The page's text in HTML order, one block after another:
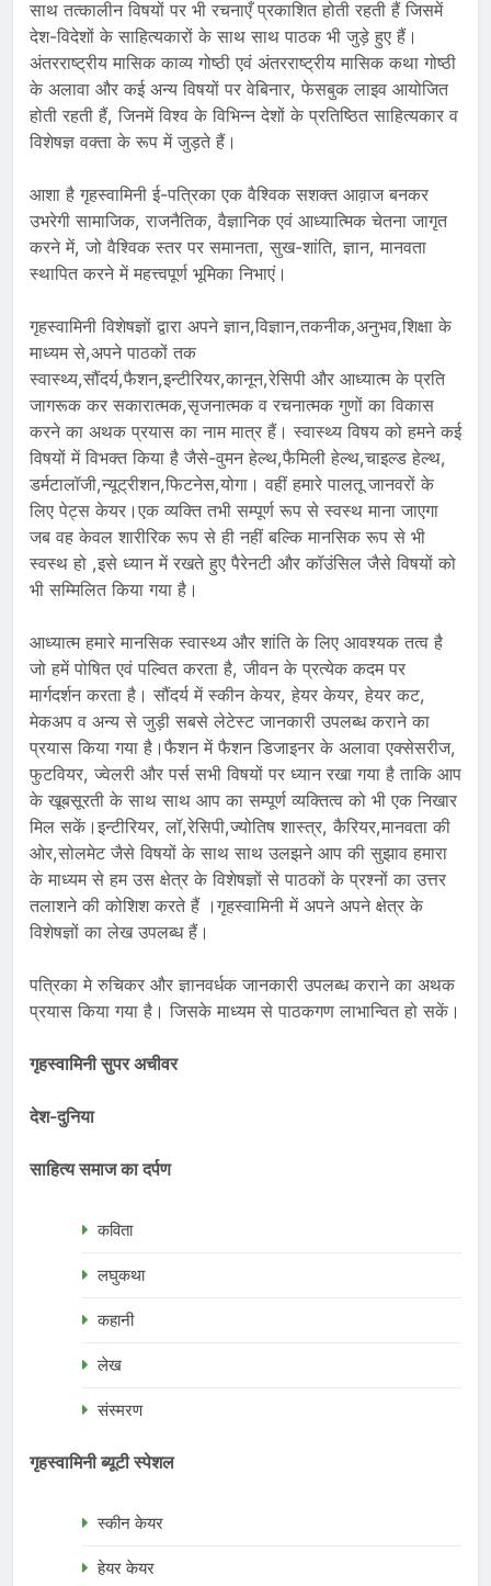
साथ तत्कालीन विषयों पर भी रचनाएँ प्रकाशित होती रहती हैं जिसमें
देश-विदेशों के साहित्यकारों के साथ साथ पाठक भी जुड़े हुए हैं।
अंतरराष्ट्रीय मासिक काव्य गोष्ठी एवं अंतरराष्ट्रीय मासिक कथा गोष्ठी
के अलावा और कई अन्य विषयों पर वेबिनार, फेसबुक लाइव आयोजित
होती रहती हैं, जिनमें विश्व के विभिन्न देशों के प्रतिष्ठित साहित्यकार व
विशेषज्ञ वक्ता के रूप में जुड़ते हैं।
आशा है गृहस्वामिनी ई-पत्रिका एक वैश्विक सशक्त आव़ाज बनकर
उभरेगी सामाजिक, राजनैतिक, वैज्ञानिक एवं आध्यात्मिक चेतना जागृत
करने में, जो वैश्विक स्तर पर समानता, सुख-शांति, ज्ञान, मानवता
स्थापित करने में महत्त्वपूर्ण भूमिका निभाएं।
गृहस्वामिनी विशेषज्ञों द्वारा अपने ज्ञान,विज्ञान,तकनीक,अनुभव,शिक्षा के
माध्यम से,अपने पाठकों तक
स्वास्थ्य,सौंदर्य,फैशन,इन्टीरियर,कानून,रेसिपी और आध्यात्म के प्रति
जागरूक कर सकारात्मक,सृजनात्मक व रचनात्मक गुणों का विकास
करने का अथक प्रयास का नाम मात्र हैं। स्वास्थ्य विषय को हमने कई
विषयों में विभक्त किया है जैसे-वुमन हेल्थ,फैमिली हेल्थ,चाइल्ड हेल्थ,
डर्मटालॉजी,न्यूट्रीशन,फिटनेस,योगा। वहीं हमारे पालतू जानवरों के
लिए पेट्स केयर।एक व्यक्ति तभी सम्पूर्ण रूप से स्वस्थ माना जाएगा
जब वह केवल शारीरिक रूप से ही नहीं बल्कि मानसिक रूप से भी
स्वस्थ हो ,इसे ध्यान में रखते हुए पैरेनटी और कॉउंसिल जैसे विषयों को
भी सम्मिलित किया गया है।
आध्यात्म हमारे मानसिक स्वास्थ्य और शांति के लिए आवश्यक तत्व है
जो हमें पोषित एवं पल्वित करता है, जीवन के प्रत्येक कदम पर
मार्गदर्शन करता है। सौंदर्य में स्कीन केयर, हेयर केयर, हेयर कट,
मेकअप व अन्य से जुड़ी सबसे लेटेस्ट जानकारी उपलब्ध कराने का
प्रयास किया गया है।फैशन में फैशन डिजाइनर के अलावा एक्सेसरीज,
फुटवियर, ज्वेलरी और पर्स सभी विषयों पर ध्यान रखा गया है ताकि आप
के खूबसूरती के साथ साथ आप का सम्पूर्ण व्यक्तित्व को भी एक निखार
मिल सकें।इन्टीरियर, लॉ,रेसिपी,ज्योतिष शास्त्र, कैरियर,मानवता की
ओर,सोलमेट जैसे विषयों के साथ साथ उलझने आप की सुझाव हमारा
के माध्यम से हम उस क्षेत्र के विशेषज्ञों से पाठकों के प्रश्नों का उत्तर
तलाशने की कोशिश करते हैं ।गृहस्वामिनी में अपने अपने क्षेत्र के
विशेषज्ञों का लेख उपलब्ध हैं।
पत्रिका मे रुचिकर और ज्ञानवर्धक जानकारी उपलब्ध कराने का अथक
प्रयास किया गया है। जिसके माध्यम से पाठकगण लाभान्वित हो सकें।
गृहस्वामिनी सुपर अचीवर
देश-दुनिया
साहित्य समाज का दर्पण
कविता
लघुकथा
कहानी
लेख
संस्मरण
गृहस्वामिनी ब्यूटी स्पेशल
स्कीन केयर
हेयर केयर